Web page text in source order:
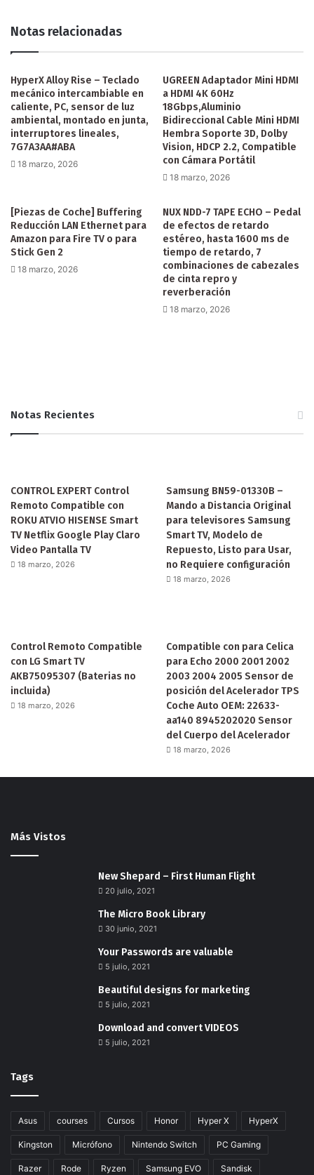
Notas relacionadas
HyperX Alloy Rise – Teclado
mecánico intercambiable en
caliente, PC, sensor de luz
ambiental, montado en junta,
interruptores lineales,
7G7A3AA#ABA
18 marzo, 2026
UGREEN Adaptador Mini HDMI
a HDMI 4K 60Hz
18Gbps,Aluminio
Bidireccional Cable Mini HDMI
Hembra Soporte 3D, Dolby
Vision, HDCP 2.2, Compatible
con Cámara Portátil
18 marzo, 2026
[Piezas de Coche] Buffering
Reducción LAN Ethernet para
Amazon para Fire TV o para
Stick Gen 2
18 marzo, 2026
NUX NDD-7 TAPE ECHO – Pedal
de efectos de retardo
estéreo, hasta 1600 ms de
tiempo de retardo, 7
combinaciones de cabezales
de cinta repro y
reverberación
18 marzo, 2026
Notas Recientes
CONTROL EXPERT Control
Remoto Compatible con
ROKU ATVIO HISENSE Smart
TV Netflix Google Play Claro
Video Pantalla TV
18 marzo, 2026
Samsung BN59-01330B –
Mando a Distancia Original
para televisores Samsung
Smart TV, Modelo de
Repuesto, Listo para Usar,
no Requiere configuración
18 marzo, 2026
Control Remoto Compatible
con LG Smart TV
AKB75095307 (Baterias no
incluida)
18 marzo, 2026
Compatible con para Celica
para Echo 2000 2001 2002
2003 2004 2005 Sensor de
posición del Acelerador TPS
Coche Auto OEM: 22633-
aa140 8945202020 Sensor
del Cuerpo del Acelerador
18 marzo, 2026
Más Vistos
New Shepard – First Human Flight
20 julio, 2021
The Micro Book Library
30 junio, 2021
Your Passwords are valuable
5 julio, 2021
Beautiful designs for marketing
5 julio, 2021
Download and convert VIDEOS
5 julio, 2021
Tags
Asus courses Cursos Honor Hyper X HyperX
Kingston Micrófono Nintendo Switch PC Gaming
Razer Rode Ryzen Samsung EVO Sandisk